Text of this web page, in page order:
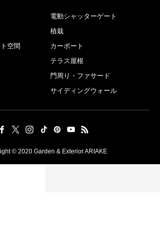
電動シャッターゲート
植栽
空間
カーポート
テラス屋根
門周り・ファサード
サイディングウォール
© 2020 Garden & Exterior ARIAKE